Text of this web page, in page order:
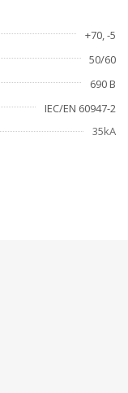
+70, -5
50/60
690 В
IEC/EN 60947-2
35kA